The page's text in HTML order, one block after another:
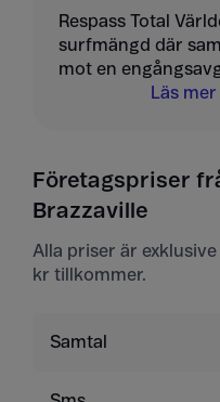
Respass Total
surfmängd där
mot en
Läs
Företagspriser
Brazzaville
Alla priser är
kr tillkommer.
Samtal